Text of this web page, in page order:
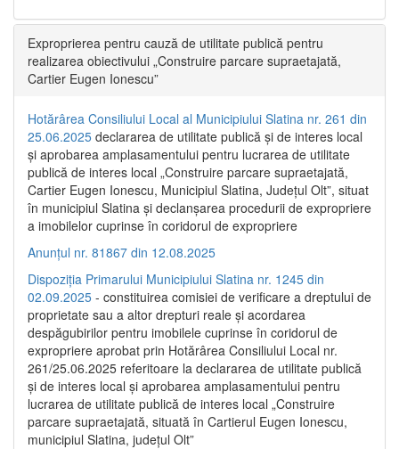
Exproprierea pentru cauză de utilitate publică pentru
realizarea obiectivului „Construire parcare supraetajată,
Cartier Eugen Ionescu”
Hotărârea Consiliului Local al Municipiului Slatina nr. 261 din
25.06.2025 declararea de utilitate publică și de interes local
și aprobarea amplasamentului pentru lucrarea de utilitate
publică de interes local „Construire parcare supraetajată,
Cartier Eugen Ionescu, Municipiul Slatina, Județul Olt”, situat
în municipiul Slatina și declanșarea procedurii de expropriere
a imobilelor cuprinse în coridorul de expropriere
Anunțul nr. 81867 din 12.08.2025
Dispoziția Primarului Municipiului Slatina nr. 1245 din
02.09.2025 - constituirea comisiei de verificare a dreptului de
proprietate sau a altor drepturi reale și acordarea
despăgubirilor pentru imobilele cuprinse în coridorul de
expropriere aprobat prin Hotărârea Consiliului Local nr.
261/25.06.2025 referitoare la declararea de utilitate publică
și de interes local și aprobarea amplasamentului pentru
lucrarea de utilitate publică de interes local „Construire
parcare supraetajată, situată în Cartierul Eugen Ionescu,
municipiul Slatina, județul Olt”